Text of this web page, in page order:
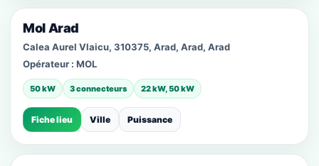
Mol Arad
Calea Aurel Vlaicu, 310375, Arad, Arad, Arad
Opérateur : MOL
50 kW 3 connecteurs 22 kW, 50 kW
Fiche lieu Ville Puissance